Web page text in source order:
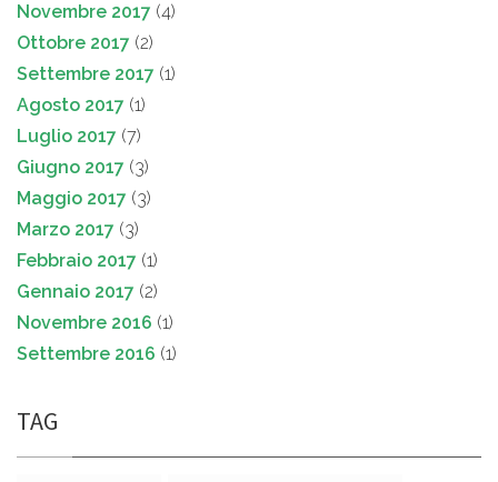
Novembre 2017 (4)
Ottobre 2017 (2)
Settembre 2017 (1)
Agosto 2017 (1)
Luglio 2017 (7)
Giugno 2017 (3)
Maggio 2017 (3)
Marzo 2017 (3)
Febbraio 2017 (1)
Gennaio 2017 (2)
Novembre 2016 (1)
Settembre 2016 (1)
TAG